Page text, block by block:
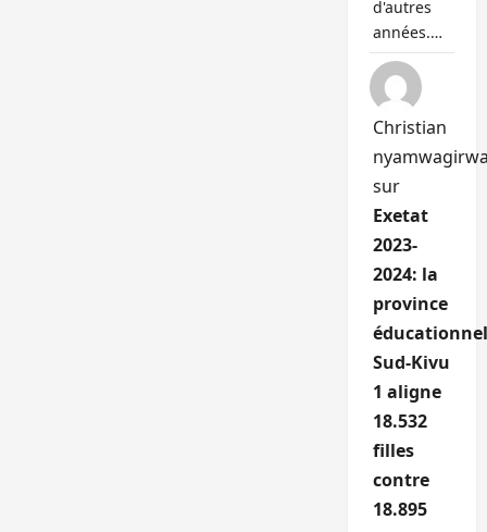
d'autres
années.…
Christian
sur
Exetat
2023-
2024: la
province
Sud-Kivu
1 aligne
18.532
filles
contre
18.895